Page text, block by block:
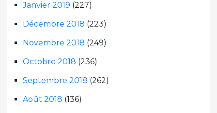
Janvier 2019 (227)
Décembre 2018 (223)
Novembre 2018 (249)
Octobre 2018 (236)
Septembre 2018 (262)
Août 2018 (136)